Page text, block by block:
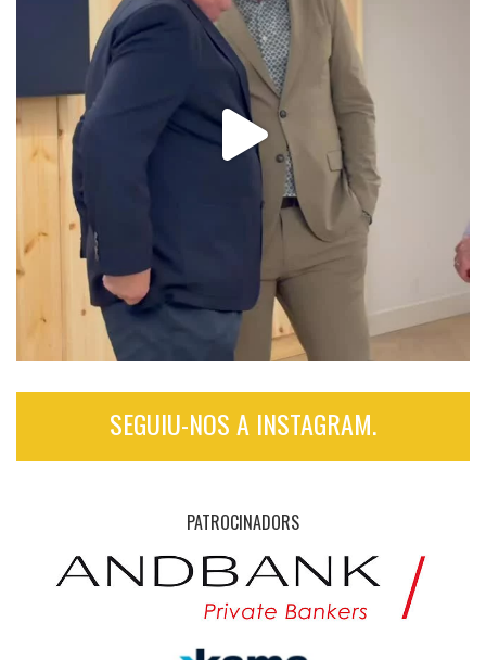
SEGUIU-NOS A INSTAGRAM.
PATROCINADORS